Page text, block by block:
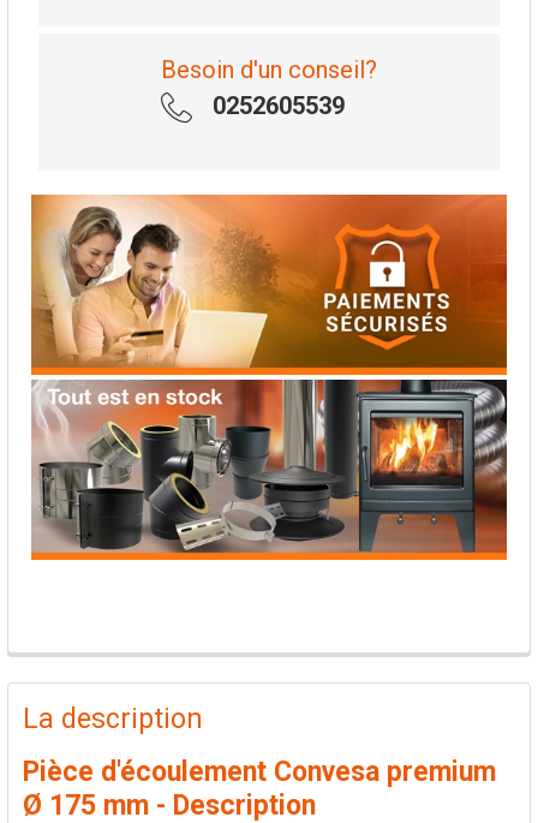
Besoin d'un conseil?
0252605539
PRODUITS
FRÉQUEMMENT
ACHETÉS
La description
Pièce d'écoulement Convesa premium
Ø 175 mm - Description